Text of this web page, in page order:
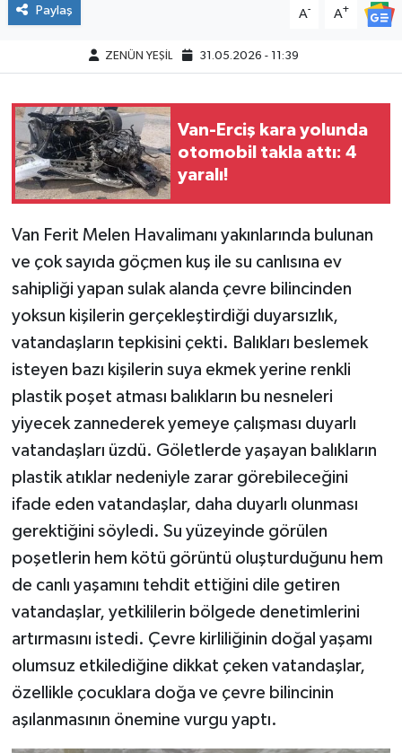
Paylaş A- A+
ZENÜN YEŞİL 31.05.2026 - 11:39
Van-Erciş kara yolunda
otomobil takla attı: 4
yaralı!
Van Ferit Melen Havalimanı yakınlarında bulunan
ve çok sayıda göçmen kuş ile su canlısına ev
sahipliği yapan sulak alanda çevre bilincinden
yoksun kişilerin gerçekleştirdiği duyarsızlık,
vatandaşların tepkisini çekti. Balıkları beslemek
isteyen bazı kişilerin suya ekmek yerine renkli
plastik poşet atması balıkların bu nesneleri
yiyecek zannederek yemeye çalışması duyarlı
vatandaşları üzdü. Göletlerde yaşayan balıkların
plastik atıklar nedeniyle zarar görebileceğini
ifade eden vatandaşlar, daha duyarlı olunması
gerektiğini söyledi. Su yüzeyinde görülen
poşetlerin hem kötü görüntü oluşturduğunu hem
de canlı yaşamını tehdit ettiğini dile getiren
vatandaşlar, yetkililerin bölgede denetimlerini
artırmasını istedi. Çevre kirliliğinin doğal yaşamı
olumsuz etkilediğine dikkat çeken vatandaşlar,
özellikle çocuklara doğa ve çevre bilincinin
aşılanmasının önemine vurgu yaptı.